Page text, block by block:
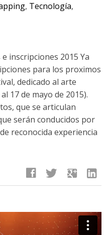
, Tecnología,
inscripciones 2015 Ya
para los proximos
dedicado al arte
17 de mayo de 2015).
que se articulan
serán conducidos por
reconocida experiencia
facebook twitter google linkedin